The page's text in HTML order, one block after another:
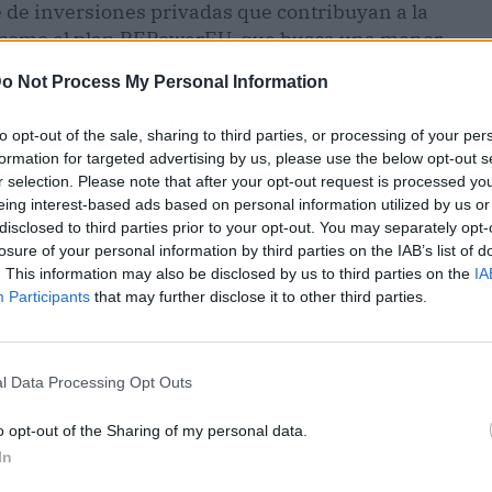
Not Process My Personal Information
opt-out of the sale, sharing to third parties, or processing of your
for targeted advertising by us, please use the below opt-out
selection. Please note that after your opt-out request is processed
interest-based ads based on personal information utilized by us
to third parties prior to your opt-out. You may separately
of your personal information by third parties on the IAB’s list of
This information may also be disclosed by us to third parties on the
Participants that may further disclose it to other third parties.
Data Processing Opt Outs
opt-out of the Sharing of my personal data.
inversiones privadas que contribuyan a la
el plan REPowerEU, que busca una menor
fósiles.
están apostando por invertir en este tipo
cambio climático, donde el almacenamiento
mejor la energía producida por fuentes